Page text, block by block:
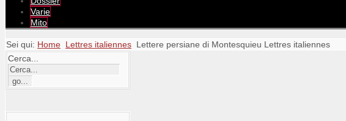
Varie
Mito
Sei qui: Home Lettres italiennes Lettere persiane di Montesquieu Lettres italiennes
Cerca...